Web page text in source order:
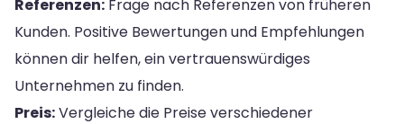
Referenzen: Frage nach Referenzen von früheren
Kunden. Positive Bewertungen und Empfehlungen
können dir helfen, ein vertrauenswürdiges
Unternehmen zu finden.
Preis:Vergleiche die Preise verschiedener